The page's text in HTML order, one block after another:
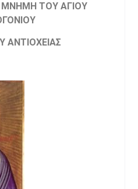
ΜΝΗΜΗ ΤΟΥ ΑΓΙΟΥ
ΑΝΤΙΟΧΕΙΑΣ